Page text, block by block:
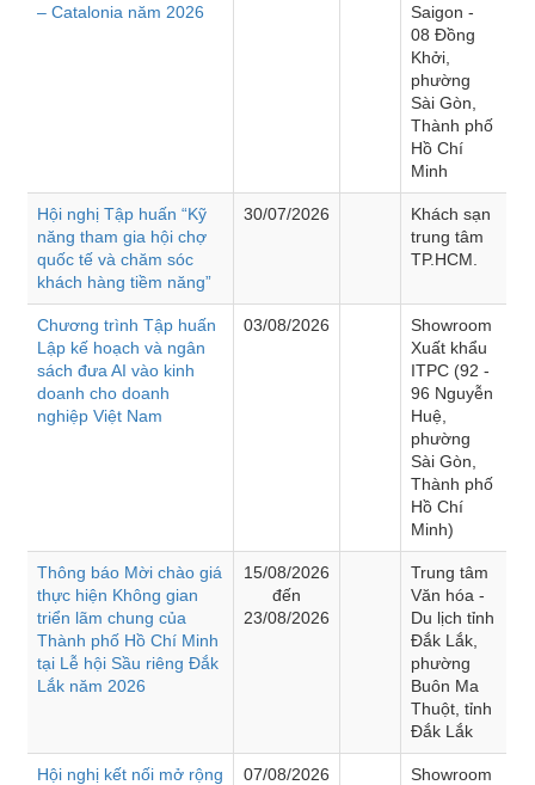
– Catalonia năm 2026
Saigon -
08 Đồng
Khởi,
phường
Sài Gòn,
Thành phố
Hồ Chí
Minh
Hội nghị Tập huấn “Kỹ
năng tham gia hội chợ
quốc tế và chăm sóc
khách hàng tiềm năng”
30/07/2026
Khách sạn
trung tâm
TP.HCM.
Chương trình Tập huấn
Lập kế hoạch và ngân
sách đưa AI vào kinh
doanh cho doanh
nghiệp Việt Nam
03/08/2026
Showroom
Xuất khẩu
ITPC (92 -
96 Nguyễn
Huệ,
phường
Sài Gòn,
Thành phố
Hồ Chí
Minh)
Thông báo Mời chào giá
thực hiện Không gian
triển lãm chung của
Thành phố Hồ Chí Minh
tại Lễ hội Sầu riêng Đắk
Lắk năm 2026
15/08/2026
đến
23/08/2026
Trung tâm
Văn hóa -
Du lịch tỉnh
Đắk Lắk,
phường
Buôn Ma
Thuột, tỉnh
Đắk Lắk
Hội nghị kết nối mở rộng
07/08/2026
Showroom